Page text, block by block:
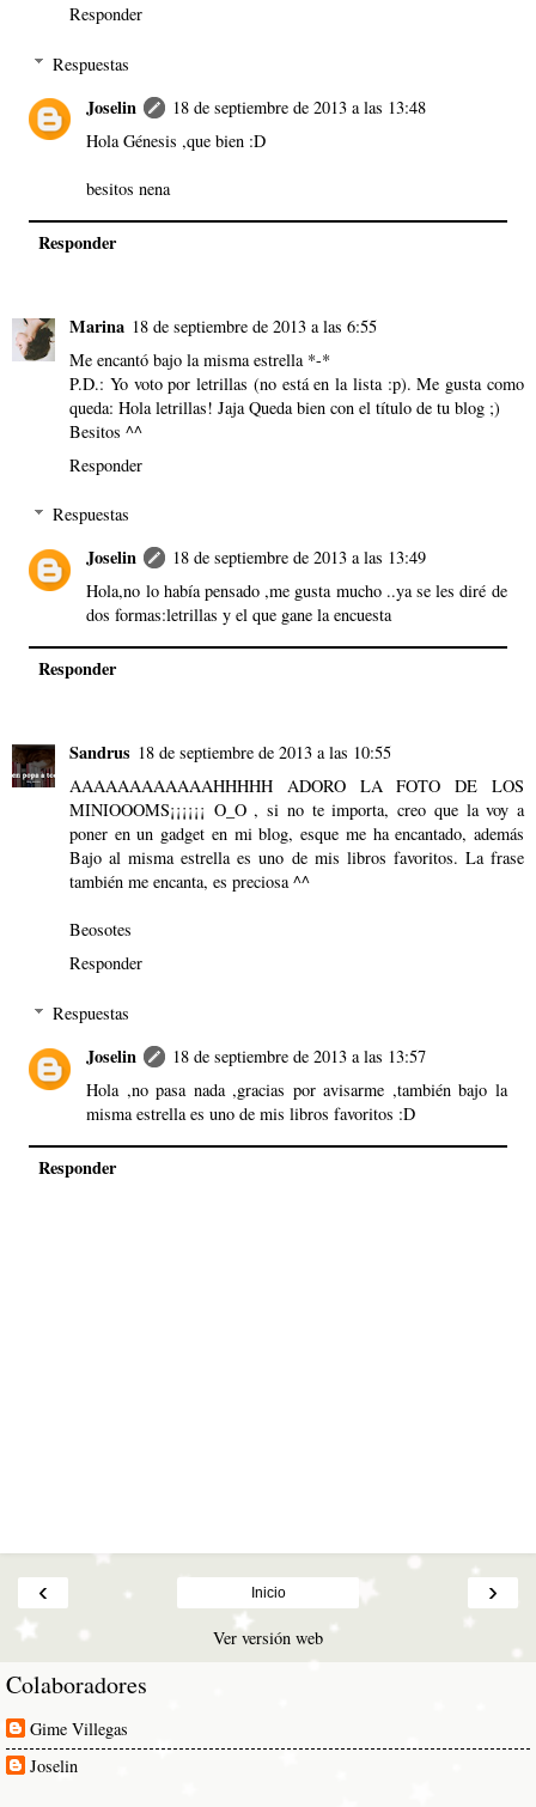
Responder
Respuestas
Joselin
18 de septiembre de 2013 a las 13:48
Hola Génesis ,que bien :D
besitos nena
Responder
Marina 18 de septiembre de 2013 a las 6:55
Me encantó bajo la misma estrella *-*
P.D.: Yo voto por letrillas (no está en la lista :p). Me gusta como
queda: Hola letrillas! Jaja Queda bien con el título de tu blog ;)
Besitos ^^
Responder
Respuestas
Joselin
18 de septiembre de 2013 a las 13:49
Hola,no lo había pensado ,me gusta mucho ..ya se les diré de
dos formas:letrillas y el que gane la encuesta
Responder
Sandrus 18 de septiembre de 2013 a las 10:55
AAAAAAAAAAAAHHHHH ADORO LA FOTO DE LOS
MINIOOOMS¡¡¡¡¡¡ O_O , si no te importa, creo que la voy a
poner en un gadget en mi blog, esque me ha encantado, además
Bajo al misma estrella es uno de mis libros favoritos. La frase
también me encanta, es preciosa ^^
Beosotes
Responder
Respuestas
Joselin
18 de septiembre de 2013 a las 13:57
Hola ,no pasa nada ,gracias por avisarme ,también bajo la
misma estrella es uno de mis libros favoritos :D
Responder
‹ ›
Inicio
Ver versión web
Colaboradores
Gime Villegas
Joselin